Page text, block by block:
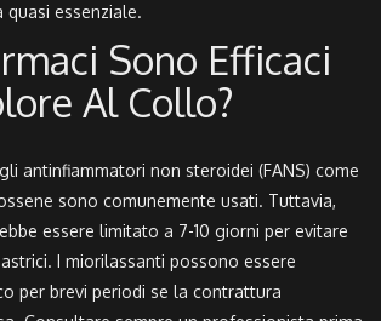
quasi essenziale.
Sono Efficaci
Al Collo?
antinfiammatori non steroidei (FANS) come
sono comunemente usati. Tuttavia,
essere limitato a 7-10 giorni per evitare
I miorilassanti possono essere
per brevi periodi se la contrattura